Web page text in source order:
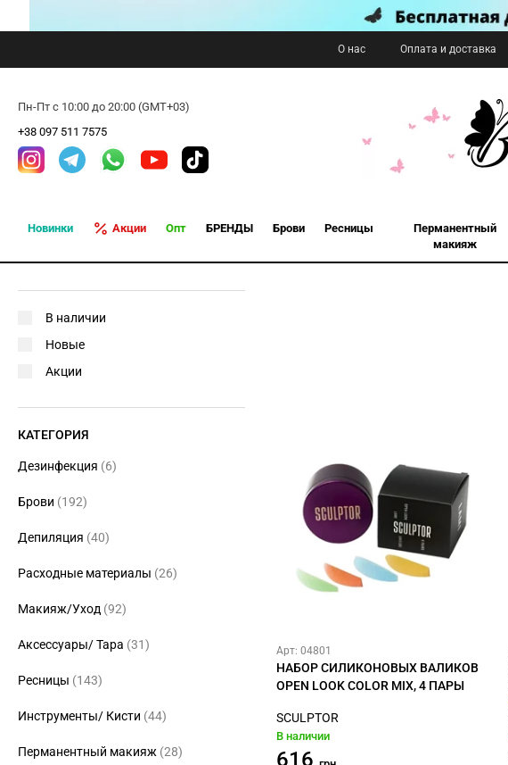
О нас Оплата и доставка
Пн-Пт с 10:00 до 20:00 (GMT+03)
+38 097 511 7575
Новинки Акции Опт БРЕНДЫ Брови Ресницы
Перманентный
макияж
Арт: 04801
НАБОР СИЛИКОНОВЫХ ВАЛИКОВ
OPEN LOOK COLOR MIX, 4 ПАРЫ
SCULPTOR
В наличии
616
В наличии
Новые
Акции
КАТЕГОРИЯ
Дезинфекция (6)
Брови (192)
Депиляция (40)
Расходные материалы (26)
Макияж/Уход (92)
Аксессуары/ Тара (31)
Ресницы (143)
Инструменты/ Кисти (44)
Перманентный макияж (28)